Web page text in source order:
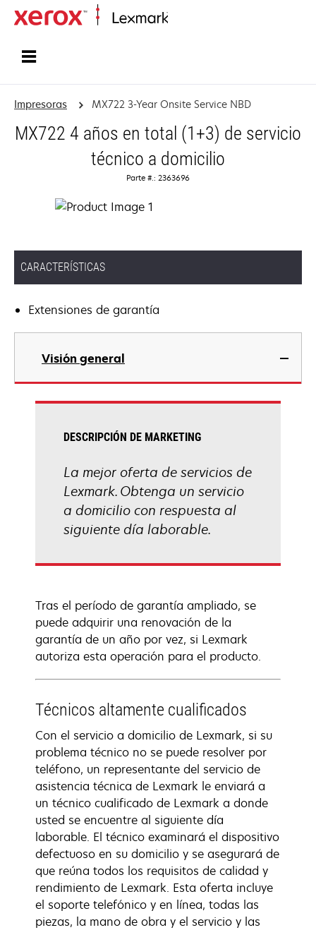
Impresoras MX722 3-Year Onsite Service NBD
MX722 4 años en total (1+3) de servicio
técnico a domicilio
Parte #.: 2363696
CARACTERÍSTICAS
Extensiones de garantía
Visión general
DESCRIPCIÓN DE MARKETING
La mejor oferta de servicios de
Lexmark. Obtenga un servicio
a domicilio con respuesta al
siguiente día laborable.
Tras el período de garantía ampliado, se
puede adquirir una renovación de la
garantía de un año por vez, si Lexmark
autoriza esta operación para el producto.
Técnicos altamente cualificados
Con el servicio a domicilio de Lexmark, si su
problema técnico no se puede resolver por
teléfono, un representante del servicio de
asistencia técnica de Lexmark le enviará a
un técnico cualificado de Lexmark a donde
usted se encuentre al siguiente día
laborable. El técnico examinará el dispositivo
defectuoso en su domicilio y se asegurará de
que reúna todos los requisitos de calidad y
rendimiento de Lexmark. Esta oferta incluye
el soporte telefónico y en línea, todas las
piezas, la mano de obra y el servicio y las